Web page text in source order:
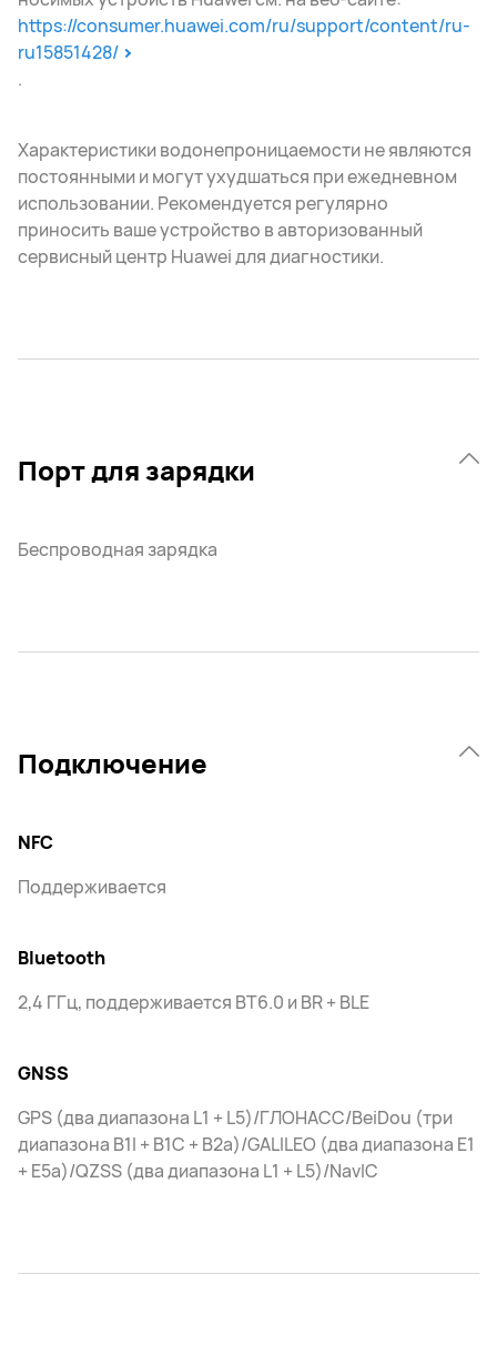
https://consumer.huawei.com/ru/support/content/ru-
ru15851428/
.
Характеристики водонепроницаемости не являются
постоянными и могут ухудшаться при ежедневном
использовании. Рекомендуется регулярно
приносить ваше устройство в авторизованный
сервисный центр Huawei для диагностики.
Порт для зарядки
Беспроводная зарядка
Подключение
NFC
Поддерживается
Bluetooth
2,4 ГГц, поддерживается BT6.0 и BR + BLE
GNSS
GPS (два диапазона L1 + L5)/ГЛОНАСС/BeiDou (три
диапазона B1I + B1C + B2a)/GALILEO (два диапазона E1
+ E5a)/QZSS (два диапазона L1 + L5)/NavIC